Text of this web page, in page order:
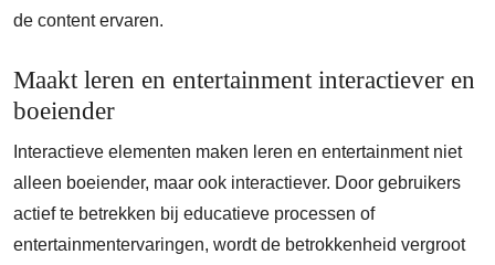
de content ervaren.
Maakt leren en entertainment interactiever en
boeiender
Interactieve elementen maken leren en entertainment niet
alleen boeiender, maar ook interactiever. Door gebruikers
actief te betrekken bij educatieve processen of
entertainmentervaringen, wordt de betrokkenheid vergroot